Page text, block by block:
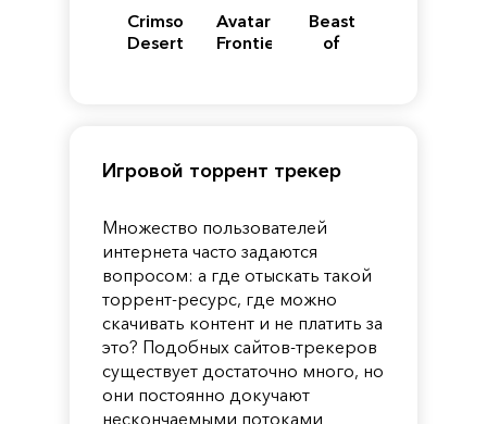
Crimson
Desert
Avatar:
Frontiers
Beast
of
Игровой торрент трекер
Множество пользователей
интернета часто задаются
вопросом: а где отыскать такой
торрент-ресурс, где можно
скачивать контент и не платить за
это? Подобных сайтов-трекеров
существует достаточно много, но
они постоянно докучают
нескончаемыми потоками